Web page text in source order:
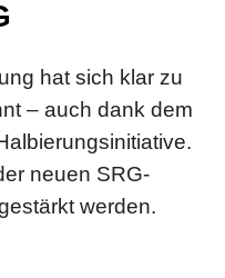
hat sich klar zu
– auch dank dem
neuen SRG-
werden.